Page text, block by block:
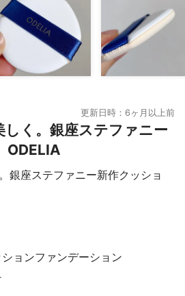
更新日時：6ヶ月以上前
しく。銀座ステファニー
ODELIA
銀座ステファニー新作クッショ
ョンファンデーション